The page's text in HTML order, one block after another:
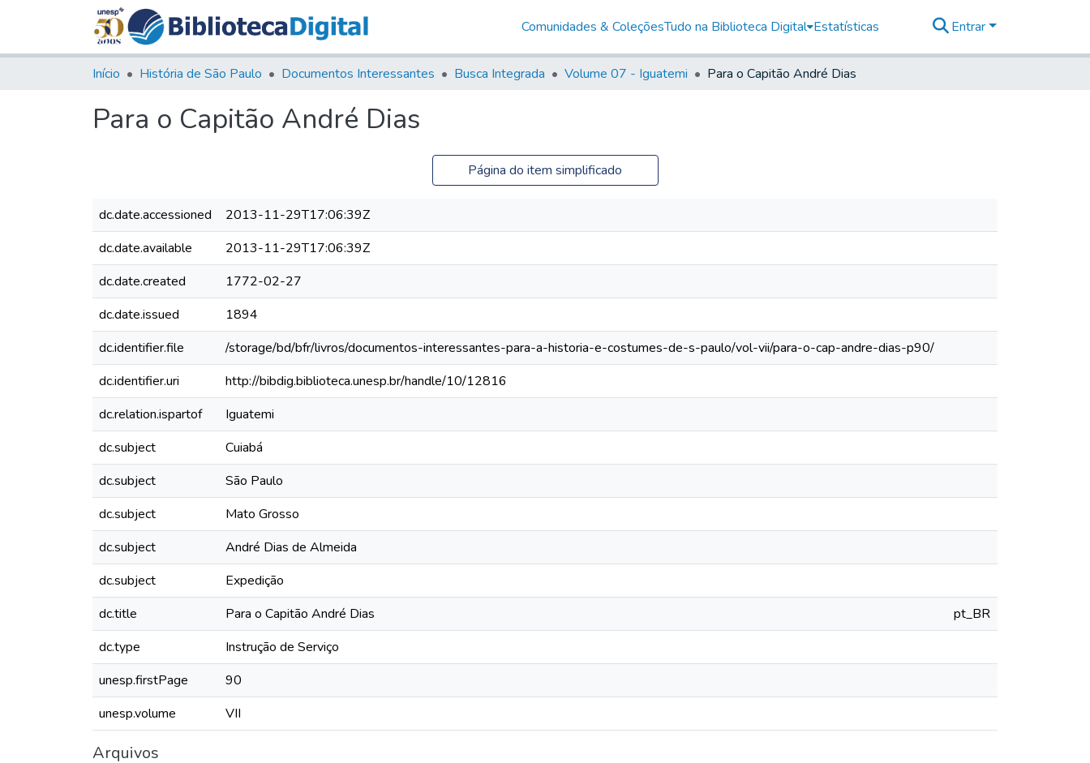
Comunidades & ColeçõesTudo na Biblioteca Digital Estatísticas Entrar
Início História de São Paulo Documentos Interessantes Busca Integrada Volume 07 - Iguatemi Para o Capitão André Dias
Para o Capitão André Dias
Página do item simplificado
dc.date.accessioned
2013-11-29T17:06:39Z
dc.date.available
2013-11-29T17:06:39Z
dc.date.created
1772-02-27
dc.date.issued
1894
dc.identifier.file
/storage/bd/bfr/livros/documentos-interessantes-para-a-historia-e-costumes-de-s-paulo/vol-vii/para-o-cap-andre-dias-p90/
dc.identifier.uri
http://bibdig.biblioteca.unesp.br/handle/10/12816
dc.relation.ispartof
Iguatemi
dc.subject
Cuiabá
dc.subject
São Paulo
dc.subject
Mato Grosso
dc.subject
André Dias de Almeida
dc.subject
Expedição
dc.title
Para o Capitão André Dias
pt_BR
dc.type
Instrução de Serviço
unesp.firstPage
90
unesp.volume
VII
Arquivos